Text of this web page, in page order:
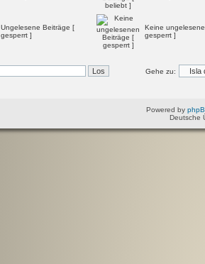
Ungelesene Beiträge [
gesperrt ]
Keine
gesperrt ]
Gehe zu:
Powered by
Deutsche